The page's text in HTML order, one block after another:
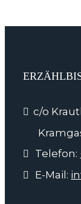
c/o
Telefon:
E-Mail: